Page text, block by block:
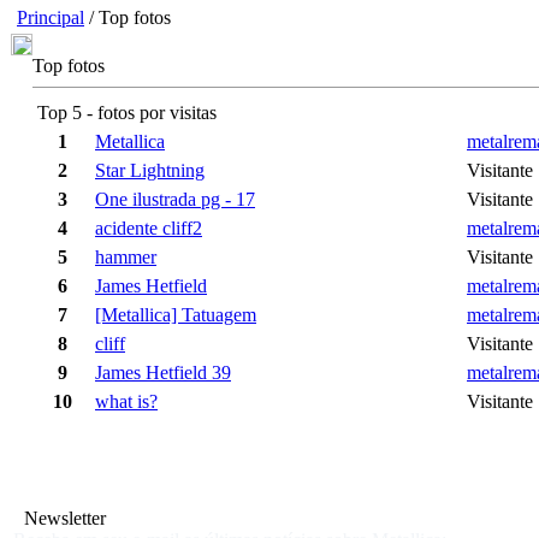
Principal / Top fotos
Top fotos
Top 5 - fotos por visitas
1
Metallica
2
Star Lightning
Visitante
3
One ilustrada pg - 17
Visitante
4
acidente cliff2
5
hammer
Visitante
6
James Hetfield
7
[Metallica] Tatuagem
8
cliff
Visitante
9
James Hetfield 39
10
what is? Visitante
Newsletter